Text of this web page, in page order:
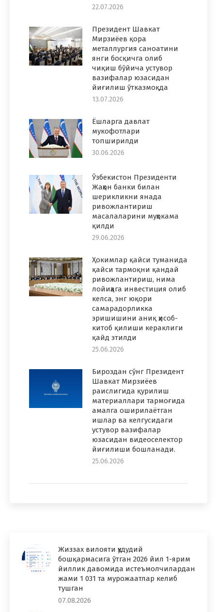
22.07.2026
Президент Шавкат
Мирзиёев қора
металлургия саноатини
янги босқичга олиб
чиқиш бўйича устувор
вазифалар юзасидан
йиғилиш ўтказмоқда
13.07.2026
Ёшларга давлат
мукофотлари
топширилди
30.06.2026
Ўзбекистон Президенти
Жаҳон банки билан
шерикликни янада
ривожлантириш
масалаларини муҳокама
қилди
29.06.2026
Ҳокимлар қайси туманида
қайси тармоқни қандай
ривожлантириш, нима
лойиҳага инвестиция олиб
келса, энг юқори
самарадорликка
эришишини аниқ ҳисоб-
китоб қилиши кераклиги
қайд этилди
25.06.2026
Бироздан сўнг Президент
Шавкат Мирзиёев
раислигида қурилиш
материаллари тармоғида
амалга оширилаётган
ишлар ва келгусидаги
устувор вазифалар
юзасидан видеоселектор
йиғилиши бошланади.
25.06.2026
Жиззах вилояти ҳудудий
бошқармасига ўтган 2026 йил 1-ярим
йиллик давомида истеъмолчилардан
жами 1 031 та мурожаатлар келиб
тушган
07.08.2026